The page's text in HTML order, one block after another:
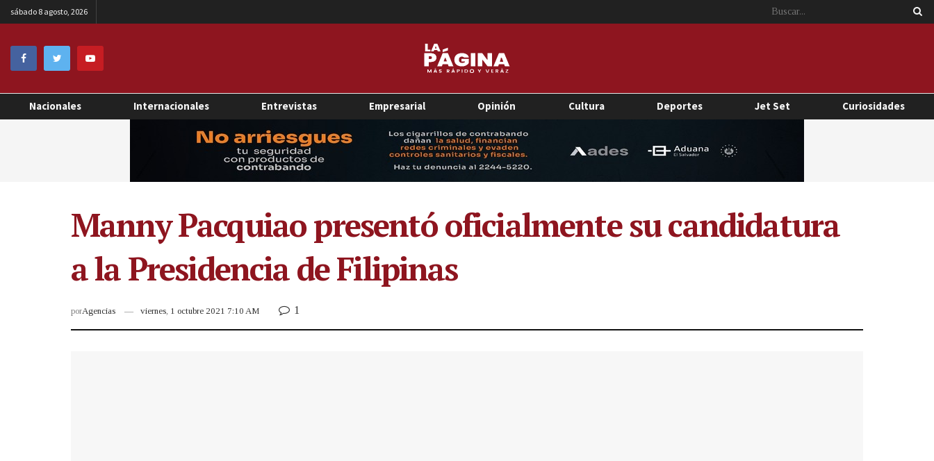
sábado 8 agosto, 2026
Nacionales Internacionales Entrevistas Empresarial Opinión Cultura Deportes Jet Set Curiosidades
Manny Pacquiao presentó oficialmente su candidatura
a la Presidencia de Filipinas
porAgencias viernes, 1 octubre 2021 7:10 AM 1